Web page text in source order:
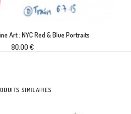
AU PANIER
Art : NYC Red & Blue Portraits
80,00€
SIMILAIRES